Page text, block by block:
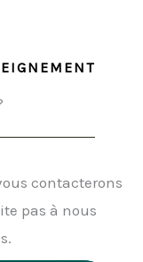
contacterons
pas à nous